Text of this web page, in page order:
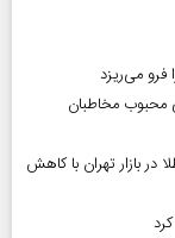
فرو می‌ریزد
محبوب مخاطبان
۱۴۰۵ | افت قیمت طلا در بازار تهران با کاهش